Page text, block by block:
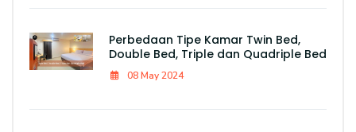
Perbedaan Tipe Kamar Twin Bed,
Double Bed, Triple dan Quadriple Bed
08 May 2024